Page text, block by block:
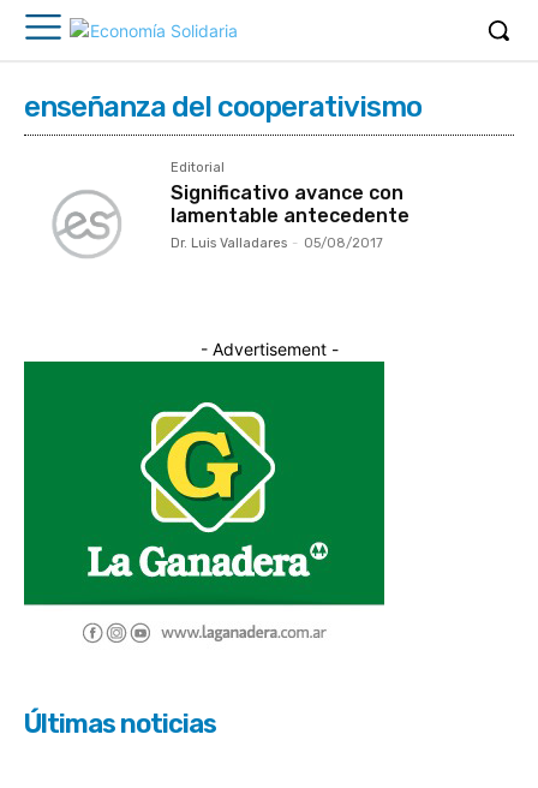
enseñanza del cooperativismo
Editorial
Significativo avance con
lamentable antecedente
Dr. Luis Valladares - 05/08/2017
- Advertisement -
Últimas noticias